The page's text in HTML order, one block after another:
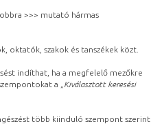
>>> mutató hármas
oktatók, szakok és tanszékek közt.
indíthat, ha a megfelelő mezőkre
a „ Kiválasztott keresési
több kiinduló szempont szerint